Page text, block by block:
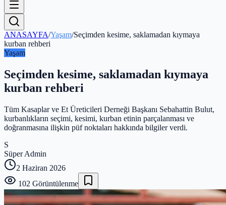
ANASAYFA/Yaşam/Seçimden kesime, saklamadan kıymaya
kurban rehberi
Yaşam
Seçimden kesime, saklamadan kıymaya
kurban rehberi
Tüm Kasaplar ve Et Üreticileri Derneği Başkanı Sebahattin Bulut,
kurbanlıkların seçimi, kesimi, kurban etinin parçalanması ve
doğranmasına ilişkin püf noktaları hakkında bilgiler verdi.
S
Süper Admin
2 Haziran 2026
102 Görüntülenme